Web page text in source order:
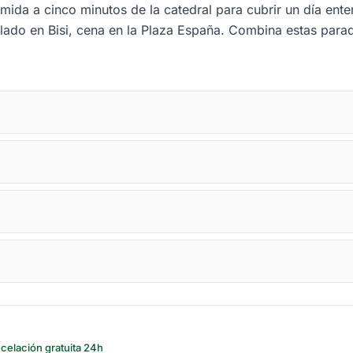
a cinco minutos de la catedral para cubrir un día
en Bisi, cena en la Plaza España. Combina estas
gratuita 24h